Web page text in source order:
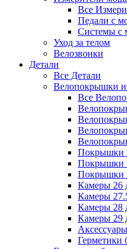
Все
Педали с
Системы с
Уход за телом
Велозвонки
Детали
Все Детали
Велопокрышки
Все
Покрышки
Покрышки
Покрышки
Камеры 26
Камеры
Камеры 28
Камеры 29
Герметики